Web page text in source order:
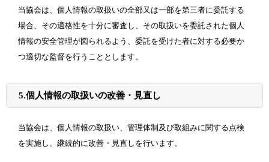
当協会は、個人情報の取扱いの全部又は一部を第三者に委託する
場合、その適格性を十分に審査し、その取扱いを委託された個人
情報の安全管理が図られるよう、委託を受けた者に対する必要か
つ適切な監督を行うこととします。
5.個人情報の取扱いの改善・見直し
当協会は、個人情報の取扱い、管理体制及び取組みに関する点検
を実施し、継続的に改善・見直しを行います。